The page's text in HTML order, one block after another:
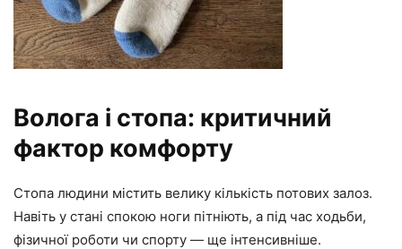
Волога і стопа: критичний
фактор комфорту
Стопа людини містить велику кількість потових залоз.
Навіть у стані спокою ноги пітніють, а під час ходьби,
фізичної роботи чи спорту — ще інтенсивніше.